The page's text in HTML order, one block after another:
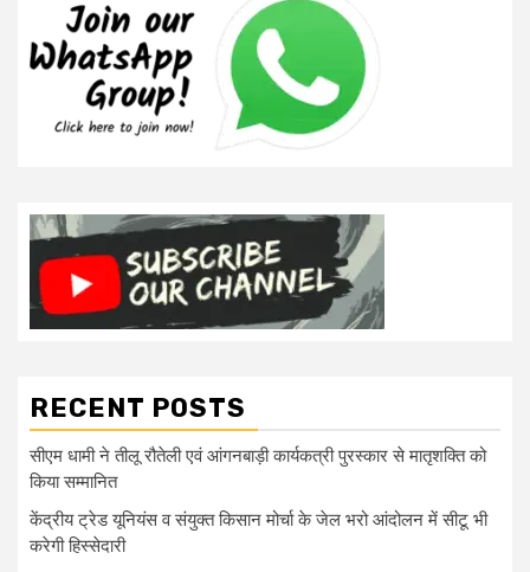
RECENT POSTS
सीएम धामी ने तीलू रौतेली एवं आंगनबाड़ी कार्यकत्री पुरस्कार से मातृशक्ति को
किया सम्मानित
केंद्रीय ट्रेड यूनियंस व संयुक्त किसान मोर्चा के जेल भरो आंदोलन में सीटू भी
करेगी हिस्सेदारी